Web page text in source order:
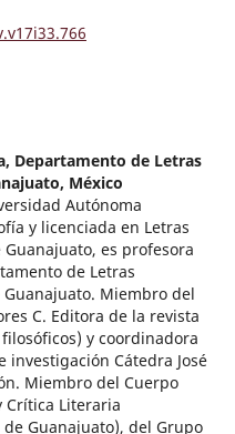
Departamento de Letras
México
Autónoma
y licenciada en Letras
es profesora
de Letras
Miembro del
C. Editora de la revista
y coordinadora
Cátedra José
Miembro del Cuerpo
Crítica Literaria
Guanajuato), del Grupo